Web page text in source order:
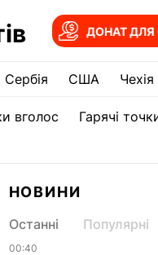
ДОНАТ
Сербія США
вголос Гарячі
НОВИНИ
Останні Популярні
00:40